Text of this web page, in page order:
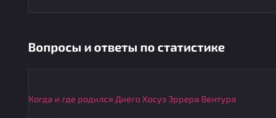
Вопросы и ответы по статистике
Когда и где родился Диего Хосуэ Эррера Вентура